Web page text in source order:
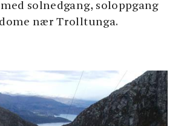
solnedgang, soloppgang
nær Trolltunga.